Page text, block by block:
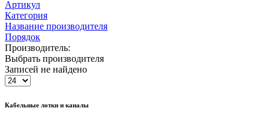
Артикул
Категория
Название производителя
Порядок
Производитель:
Выбрать производителя
Записей не найдено
Кабельные лотки и каналы